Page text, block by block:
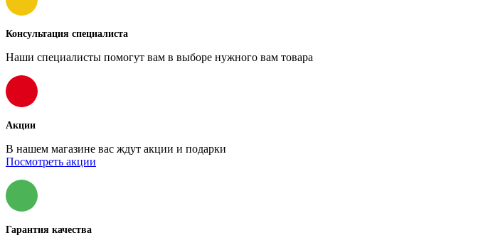
Консультация специалиста
Наши специалисты помогут вам в выборе нужного вам товара
Акции
В нашем магазине вас ждут акции и подарки
Посмотреть акции
Гарантия качества